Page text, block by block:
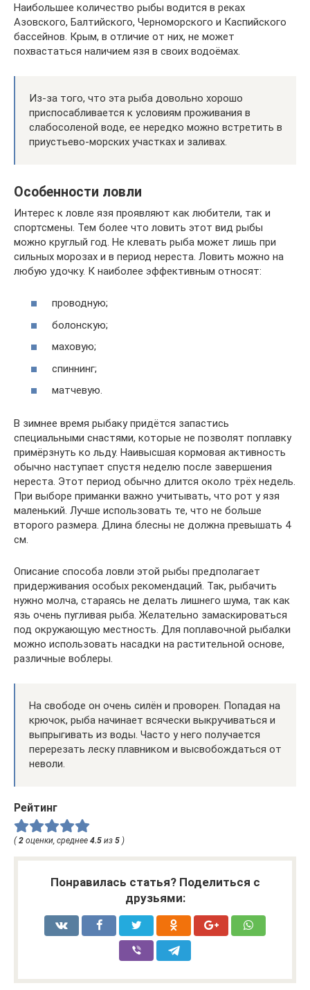
Наибольшее количество рыбы водится в реках
Азовского, Балтийского, Черноморского и Каспийского
бассейнов. Крым, в отличие от них, не может
похвастаться наличием язя в своих водоёмах.
Из-за того, что эта рыба довольно хорошо
приспосабливается к условиям проживания в
слабосоленой воде, ее нередко можно встретить в
приустьево-морских участках и заливах.
Особенности ловли
Интерес к ловле язя проявляют как любители, так и
спортсмены. Тем более что ловить этот вид рыбы
можно круглый год. Не клевать рыба может лишь при
сильных морозах и в период нереста. Ловить можно на
любую удочку. К наиболее эффективным относят:
проводную;
болонскую;
маховую;
спиннинг;
матчевую.
В зимнее время рыбаку придётся запастись
специальными снастями, которые не позволят поплавку
примёрзнуть ко льду. Наивысшая кормовая активность
обычно наступает спустя неделю после завершения
нереста. Этот период обычно длится около трёх недель.
При выборе приманки важно учитывать, что рот у язя
маленький. Лучше использовать те, что не больше
второго размера. Длина блесны не должна превышать 4
см.
Описание способа ловли этой рыбы предполагает
придерживания особых рекомендаций. Так, рыбачить
нужно молча, стараясь не делать лишнего шума, так как
язь очень пугливая рыба. Желательно замаскироваться
под окружающую местность. Для поплавочной рыбалки
можно использовать насадки на растительной основе,
различные воблеры.
На свободе он очень силён и проворен. Попадая на
крючок, рыба начинает всячески выкручиваться и
выпрыгивать из воды. Часто у него получается
перерезать леску плавником и высвобождаться от
неволи.
Рейтинг
(2 оценки, среднее 4.5 из 5 )
Понравилась статья? Поделиться с
друзьями: